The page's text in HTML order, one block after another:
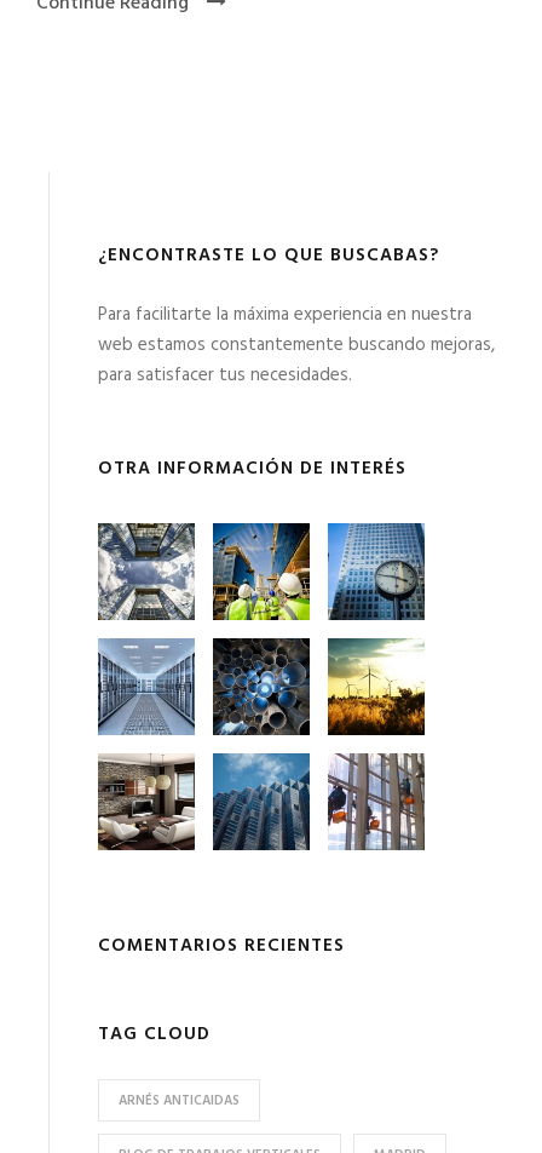
¿ENCONTRASTE LO QUE BUSCABAS?
Para facilitarte la máxima experiencia en nuestra
web estamos constantemente buscando mejoras,
para satisfacer tus necesidades.
OTRA INFORMACIÓN DE INTERÉS
COMENTARIOS RECIENTES
TAG CLOUD
ARNÉS ANTICAIDAS